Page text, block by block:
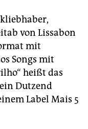
von Lissabon
mit
Songs mit
heißt das
Dutzend
Label Mais 5